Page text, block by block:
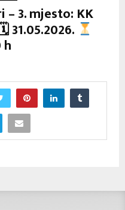
– 3. mjesto: KK
31.05.2026.
h